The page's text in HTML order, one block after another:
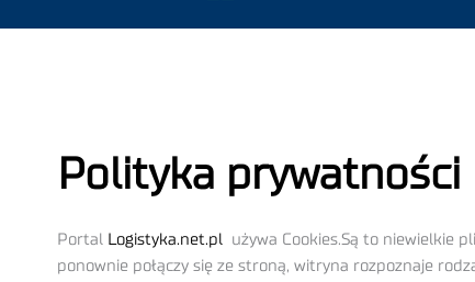
Polityka prywatności
Portal Logistyka.net.pl używa Cookies.Są to niewielkie
ponownie połączy się ze stroną, witryna rozpoznaje